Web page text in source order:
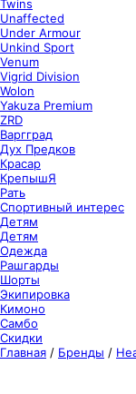
Twins
Unaffected
Under Armour
Unkind Sport
Venum
Vigrid Division
Wolon
Yakuza Premium
ZRD
Варгград
Дух Предков
Красар
КрепышЯ
Рать
Спортивный интерес
Детям
Детям
Одежда
Рашгарды
Шорты
Экипировка
Кимоно
Самбо
Скидки
Главная / Бренды /